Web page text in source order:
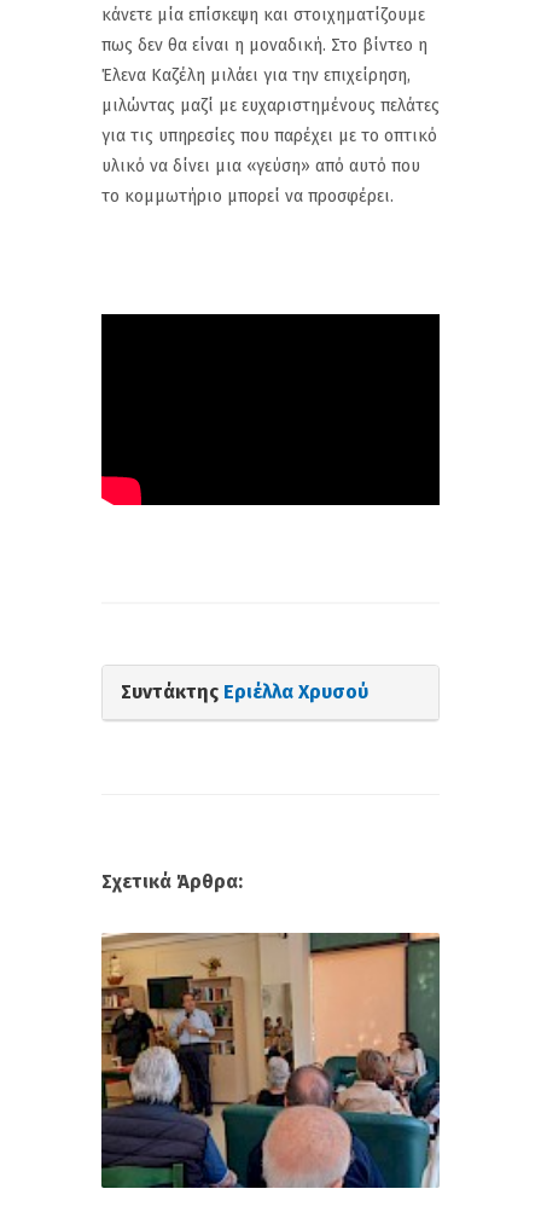
κάνετε μία επίσκεψη και στοιχηματίζουμε
πως δεν θα είναι η μοναδική. Στο βίντεο η
Έλενα Καζέλη μιλάει για την επιχείρηση,
μιλώντας μαζί με ευχαριστημένους πελάτες
για τις υπηρεσίες που παρέχει με το οπτικό
υλικό να δίνει μια «γεύση» από αυτό που
το κομμωτήριο μπορεί να προσφέρει.
Συντάκτης Εριέλλα Χρυσού
Σχετικά Άρθρα: